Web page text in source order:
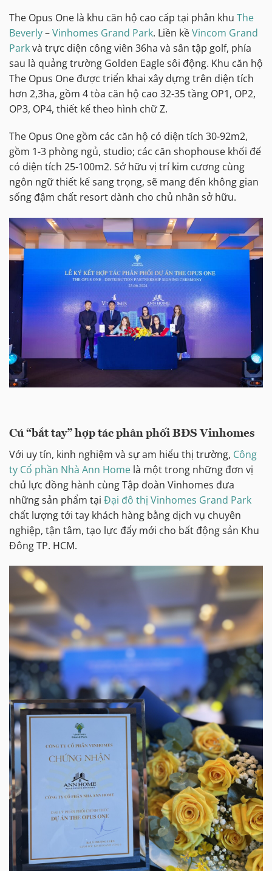
The Opus One là khu căn hộ cao cấp tại phân khu The
Beverly–Vinhomes Grand Park. Liền kềVincom Grand
Parkvà trực diện công viên 36ha và sân tập golf, phía
sau là quảng trường Golden Eagle sôi động. Khu căn hộ
The Opus One được triển khai xây dựng trên diện tích
hơn 2,3ha, gồm 4 tòa căn hộ cao 32-35 tầng OP1, OP2,
OP3, OP4, thiết kế theo hình chữ Z.
The Opus One gồm các căn hộ có diện tích 30-92m2,
gồm 1-3 phòng ngủ, studio; các căn shophouse khối đế
có diện tích 25-100m2. Sở hữu vị trí kim cương cùng
ngôn ngữ thiết kế sang trọng, sẽ mang đến không gian
sống đậm chất resort dành cho chủ nhân sở hữu.
Cú “bắt tay” hợp tác phân phối BĐS Vinhomes
Với uy tín, kinh nghiệm và sự am hiểu thị trường, Công
ty Cổ phần Nhà Ann Home là một trong những đơn vị
chủ lực đồng hành cùng Tập đoàn Vinhomes đưa
những sản phẩm tại Đại đô thị Vinhomes Grand Park
chất lượng tới tay khách hàng bằng dịch vụ chuyên
nghiệp, tận tâm, tạo lực đẩy mới cho bất động sản Khu
Đông TP. HCM.